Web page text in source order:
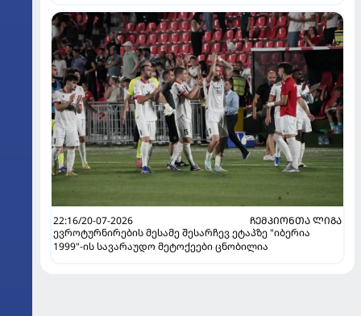
22:16/20-07-2026
ᲩᲔᲛᲞᲘᲝᲜᲗᲐ ᲚᲘᲒᲐ
ევროტურნირების მესამე შესარჩევ ეტაპზე "იბერია
1999"-ის სავარაუდო მეტოქეები ცნობილია